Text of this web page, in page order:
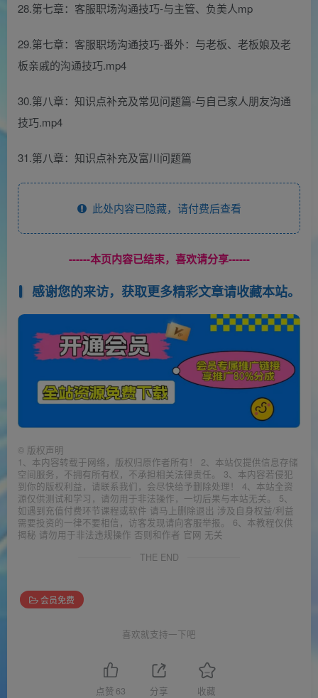
28.第七章：客服职场沟通技巧-与主管、负美人mp
29.第七章：客服职场沟通技巧-番外：与老板、老板娘及老
板亲戚的沟通技巧.mp4
30.第八章：知识点补充及常见问题篇-与自己家人朋友沟通
技巧.mp4
31.第八章：知识点补充及富川问题篇
此处内容已隐藏，请付费后查看
------本页内容已结束，喜欢请分享------
感谢您的来访，获取更多精彩文章请收藏本站。
© 版权声明
1、本内容转载于网络，版权归原作者所有！ 2、本站仅提供信息存储
空间服务，不拥有所有权，不承担相关法律责任。 3、本内容若侵犯
到你的版权利益，请联系我们，会尽快给予删除处理！ 4、本站全资
源仅供测试和学习，请勿用于非法操作，一切后果与本站无关。 5、
如遇到充值付费环节课程或软件 请马上删除退出 涉及自身权益/利益
需要投资的一律不要相信，访客发现请向客服举报。 6、本教程仅供
揭秘 请勿用于非法违规操作 否则和作者 官网 无关
THE END
会员免费
喜欢就支持一下吧
点赞 63 分享 收藏